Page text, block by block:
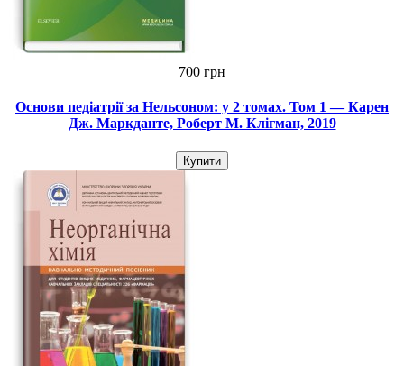
700 грн
Основи педіатрії за Нельсоном: у 2 томах. Том 1 — Карен
Дж. Маркданте, Роберт М. Клігман, 2019
Купити